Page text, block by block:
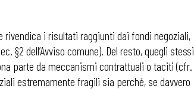
i risultati raggiunti dai fondi negoziali,
dell’Avviso comune). Del resto, quegli stessi
parte da meccanismi contrattuali o taciti (cfr.
estremamente fragili sia perché, se davvero